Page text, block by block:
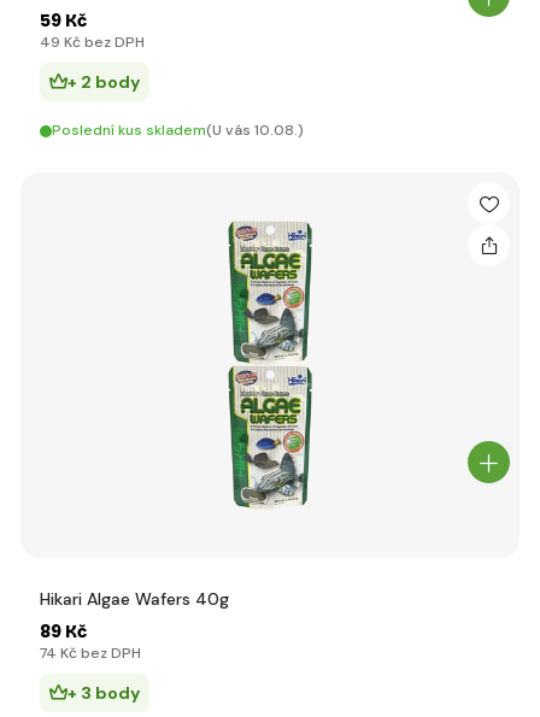
59 Kč
49 Kč bez DPH
+ 2 body
Poslední kus skladem(U vás 10.08.)
Hikari Algae Wafers 40g
89 Kč
74 Kč bez DPH
+ 3 body